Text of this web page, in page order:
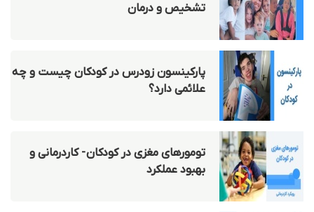
تشخیص و درمان
پارکینسون زودرس در کودکان چیست و چه
علائمی دارد؟
تومورهای مغزی در کودکان - کاردرمانی و
بهبود عملکرد